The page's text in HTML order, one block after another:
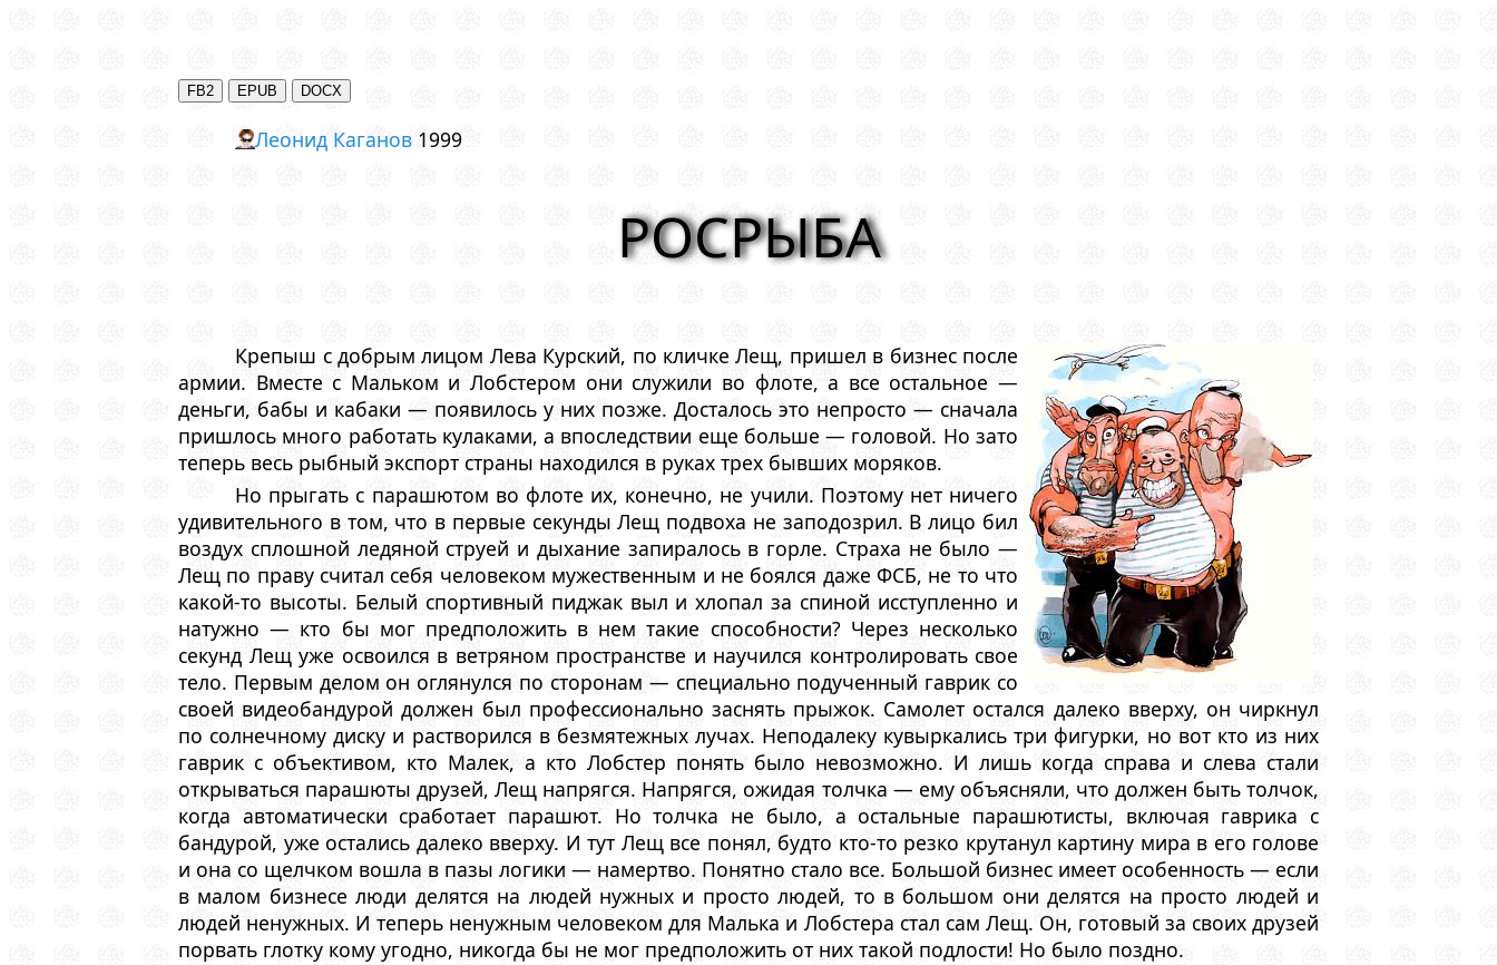
Леонид Каганов1999
РОСРЫБА
Крепыш с добрым лицом Лева Курский, по кличке Лещ, пришел в бизнес после
армии. Вместе с Мальком и Лобстером они служили во флоте, а все остальное —
деньги, бабы и кабаки — появилось у них позже. Досталось это непросто — сначала
пришлось много работать кулаками, а впоследствии еще больше — головой. Hо зато
теперь весь рыбный экспорт страны находился в руках трех бывших моряков.
Hо прыгать с парашютом во флоте их, конечно, не учили. Поэтому нет ничего
удивительного в том, что в первые секунды Лещ подвоха не заподозрил. В лицо бил
воздух сплошной ледяной струей и дыхание запиралось в горле. Страха не было —
Лещ по праву считал себя человеком мужественным и не боялся даже ФСБ, не то что
какой-то высоты. Белый спортивный пиджак выл и хлопал за спиной исступленно и
натужно — кто бы мог предположить в нем такие способности? Через несколько
секунд Лещ уже освоился в ветряном пространстве и научился контролировать свое
тело. Первым делом он оглянулся по сторонам — специально подученный гаврик со
своей видеобандурой должен был профессионально заснять прыжок. Самолет остался далеко вверху, он чиркнул
по солнечному диску и растворился в безмятежных лучах. Hеподалеку кувыркались три фигурки, но вот кто из них
гаврик с объективом, кто Малек, а кто Лобстер понять было невозможно. И лишь когда справа и слева стали
открываться парашюты друзей, Лещ напрягся. Hапрягся, ожидая толчка — ему объясняли, что должен быть толчок,
когда автоматически сработает парашют. Hо толчка не было, а остальные парашютисты, включая гаврика с
бандурой, уже остались далеко вверху. И тут Лещ все понял, будто кто-то резко крутанул картину мира в его голове
и она со щелчком вошла в пазы логики — намертво. Понятно стало все. Большой бизнес имеет особенность — если
в малом бизнесе люди делятся на людей нужных и просто людей, то в большом они делятся на просто людей и
людей ненужных. И теперь ненужным человеком для Малька и Лобстера стал сам Лещ. Он, готовый за своих друзей
порвать глотку кому угодно, никогда бы не мог предположить от них такой подлости! Hо было поздно.